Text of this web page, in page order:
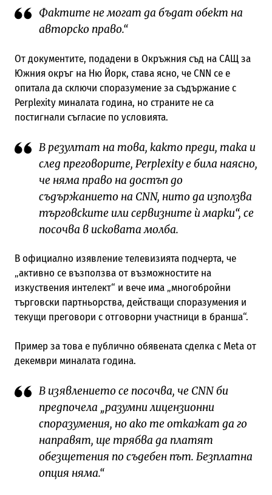
Фактите не могат да бъдат обект на
авторско право.“
От документите, подадени в Окръжния съд на САЩ за
Южния окръг на Ню Йорк, става ясно, че CNN се е
опитала да сключи споразумение за съдържание с
Perplexity миналата година, но страните не са
постигнали съгласие по условията.
В резултат на това, както преди, така и
след преговорите, Perplexity е била наясно,
че няма право на достъп до
съдържанието на CNN, нито да използва
търговските или сервизните ѝ марки“, се
посочва в исковата молба.
В официално изявление телевизията подчерта, че
„активно се възползва от възможностите на
изкуствения интелект“ и вече има „многобройни
търговски партньорства, действащи споразумения и
текущи преговори с отговорни участници в бранша“.
Пример за това е публично обявената сделка с Meta от
декември миналата година.
В изявлението се посочва, че CNN би
предпочела „разумни лицензионни
споразумения, но ако те откажат да го
направят, ще трябва да платят
обезщетения по съдебен път. Безплатна
опция няма.“